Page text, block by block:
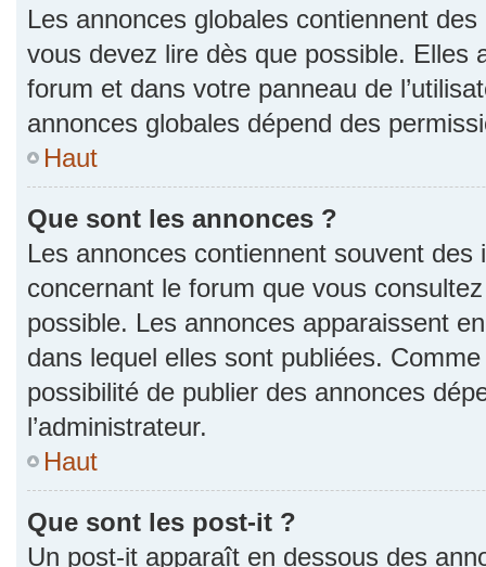
Les annonces globales contiennent
vous devez lire dès que possible. Elles
forum et dans votre panneau de
annonces globales dépend des
Haut
Que sont les annonces ?
Les annonces contiennent souvent
concernant le forum que vous
possible. Les annonces apparaissent
dans lequel elles sont publiées.
possibilité de publier des annonces
l’administrateur.
Haut
Que sont les post-it ?
Un post-it apparaît en dessous des